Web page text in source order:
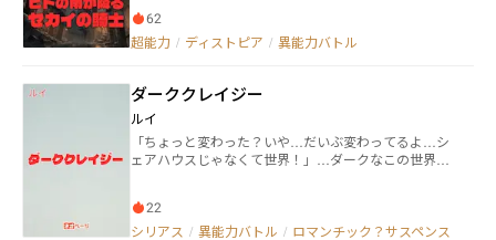
聖女に憧れる者、聖女に恋する者、聖女を騙る者。 そ
して――全てを騙す者。 誰もが何かを隠しながら、誰かが
誰かに恋をして、誰かに愛を語り、誰かに嘘をつく。
するから嘘をつく。愛があるから騙される。 恋愛劇×
人魔法を操れた〈勇者〉から力を授かった少年。血に
塗れた腐ったセカイのために騎士―――あつきは立ち
62
超能力 / ディストピア / 異能力バトル
ダーククレイジー
ルイ
「ちょっと変わった？いや…だいぶ変わってるよ…シ
ェアハウスじゃなくて世界！」…ダークなこの世界
公 「レシートだけを盗むスリ」山田 遥真と「怪盗を名
乗る地味なほぼ泥棒」メトロ・エクシェスのお話… メ
22
シリアス / 異能力バトル / ロマンチック？サスペンス